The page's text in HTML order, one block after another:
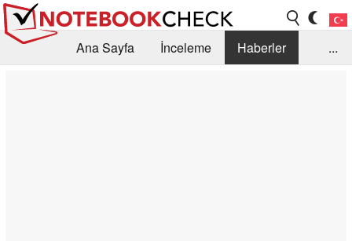
Ana Sayfa İnceleme
Haberler
...